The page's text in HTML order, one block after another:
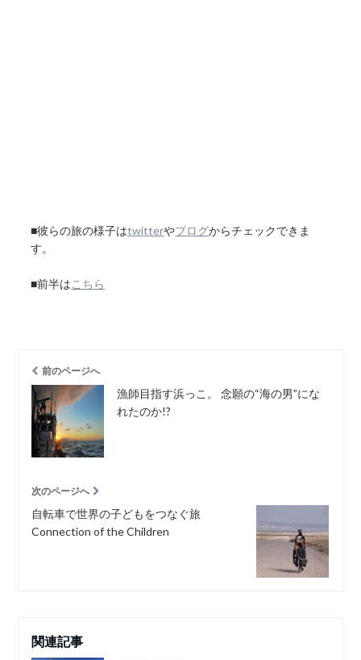
■彼らの旅の様子はtwitterやブログからチェックできま
す。
■前半はこちら
前のページへ
漁師目指す浜っこ。 念願の“海の男”にな
れたのか!?
次のページへ
自転車で世界の子どもをつなぐ旅
Connection of the Children
関連記事